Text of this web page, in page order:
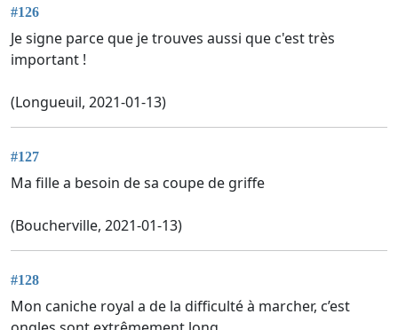
#126
Je signe parce que je trouves aussi que c'est très
important !
(Longueuil, 2021-01-13)
#127
Ma fille a besoin de sa coupe de griffe
(Boucherville, 2021-01-13)
#128
Mon caniche royal a de la difficulté à marcher, c’est